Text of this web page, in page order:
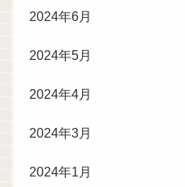
2024年6月
2024年5月
2024年4月
2024年3月
2024年1月